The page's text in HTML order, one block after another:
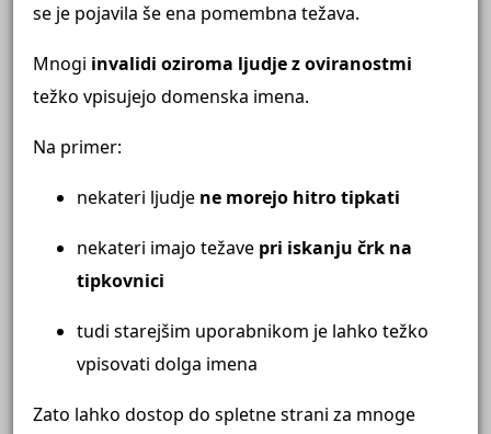
se je pojavila še ena pomembna težava.
Mnogi invalidi oziroma ljudje z oviranostmi
težko vpisujejo domenska imena.
Na primer:
nekateri ljudje ne morejo hitro tipkati
nekateri imajo težave pri iskanju črk na
tipkovnici
tudi starejšim uporabnikom je lahko težko
vpisovati dolga imena
Zato lahko dostop do spletne strani za mnoge